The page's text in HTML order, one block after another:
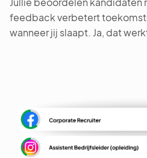
feedback verbetert
wanneer jij slaapt. Ja, dat